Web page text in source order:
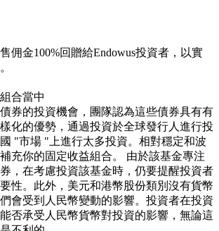
佣金100%回贈給Endowus投資者，以實
合當中
券的投資機會，團隊認為這些債券具有有
化的優勢，通過投資於全球發行人進行投
"市場 "上進行太多投資。相對穩定和波
充你的固定收益組合。 由於該基金專注
，在考慮投資該基金時，仍要提醒投資者
性。此外，美元和港幣股份類別沒有貨幣
會受到人民幣變動的影響。投資者在投資
否承受人民幣貨幣對投資的影響，無論這